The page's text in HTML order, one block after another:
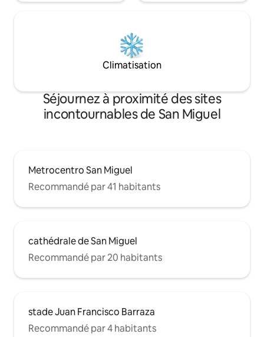
Climatisation
Séjournez à proximité des sites
incontournables de San Miguel
Metrocentro San Miguel
Recommandé par 41 habitants
cathédrale de San Miguel
Recommandé par 20 habitants
stade Juan Francisco Barraza
Recommandé par 4 habitants